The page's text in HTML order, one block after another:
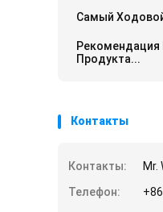
Самый
Рекомендация
Продукта...
Контакты
Контакты:
Mr.
Телефон: